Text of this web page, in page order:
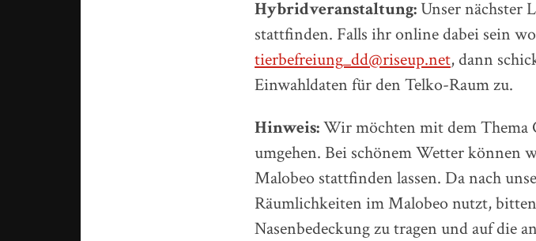
Hybridveranstaltung: Unser nächster
stattfinden. Falls ihr online dabei sein
tierbefreiung_dd@riseup.net, dann
Einwahldaten für den Telko-Raum zu.
Hinweis:Wir möchten mit dem
umgehen. Bei schönem Wetter können
Malobeo stattfinden lassen. Da nach
Räumlichkeiten im Malobeo nutzt,
Nasenbedeckung zu tragen und auf die